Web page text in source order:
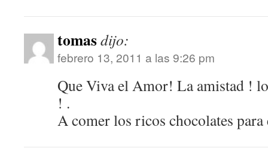
tomasdijo:
febrero 13, 2011 a las 9:26 pm
Que Viva el Amor! La amistad !
! .
A comer los ricos chocolates